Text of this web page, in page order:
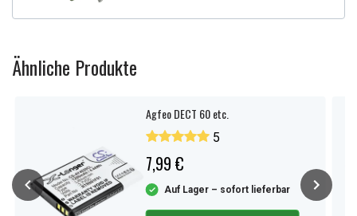
Ähnliche Produkte
Agfeo DECT 60 etc.
5
7,99 €
Auf Lager – sofort lieferbar